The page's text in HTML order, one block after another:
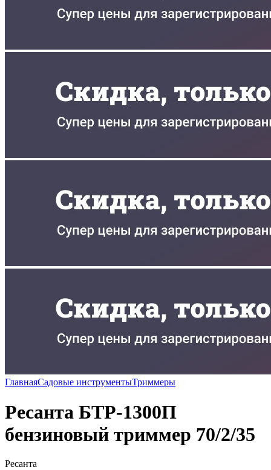
ГлавнаяСадовые инструментыТриммеры
Ресанта БТР-1300П
бензиновый триммер 70/2/35
Ресанта